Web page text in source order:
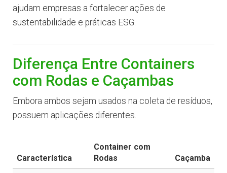
ajudam empresas a fortalecer ações de
sustentabilidade e práticas ESG.
Diferença Entre Containers
com Rodas e Caçambas
Embora ambos sejam usados na coleta de resíduos,
possuem aplicações diferentes.
Característica
Container com
Rodas
Caçamba